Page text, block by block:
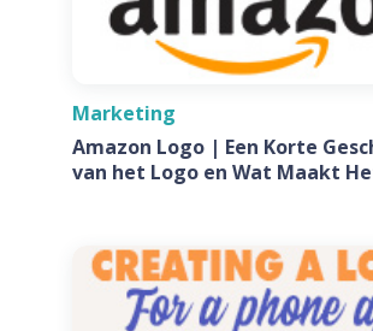
Marketing
Amazon Logo | Een Korte
van het Logo en Wat Maakt